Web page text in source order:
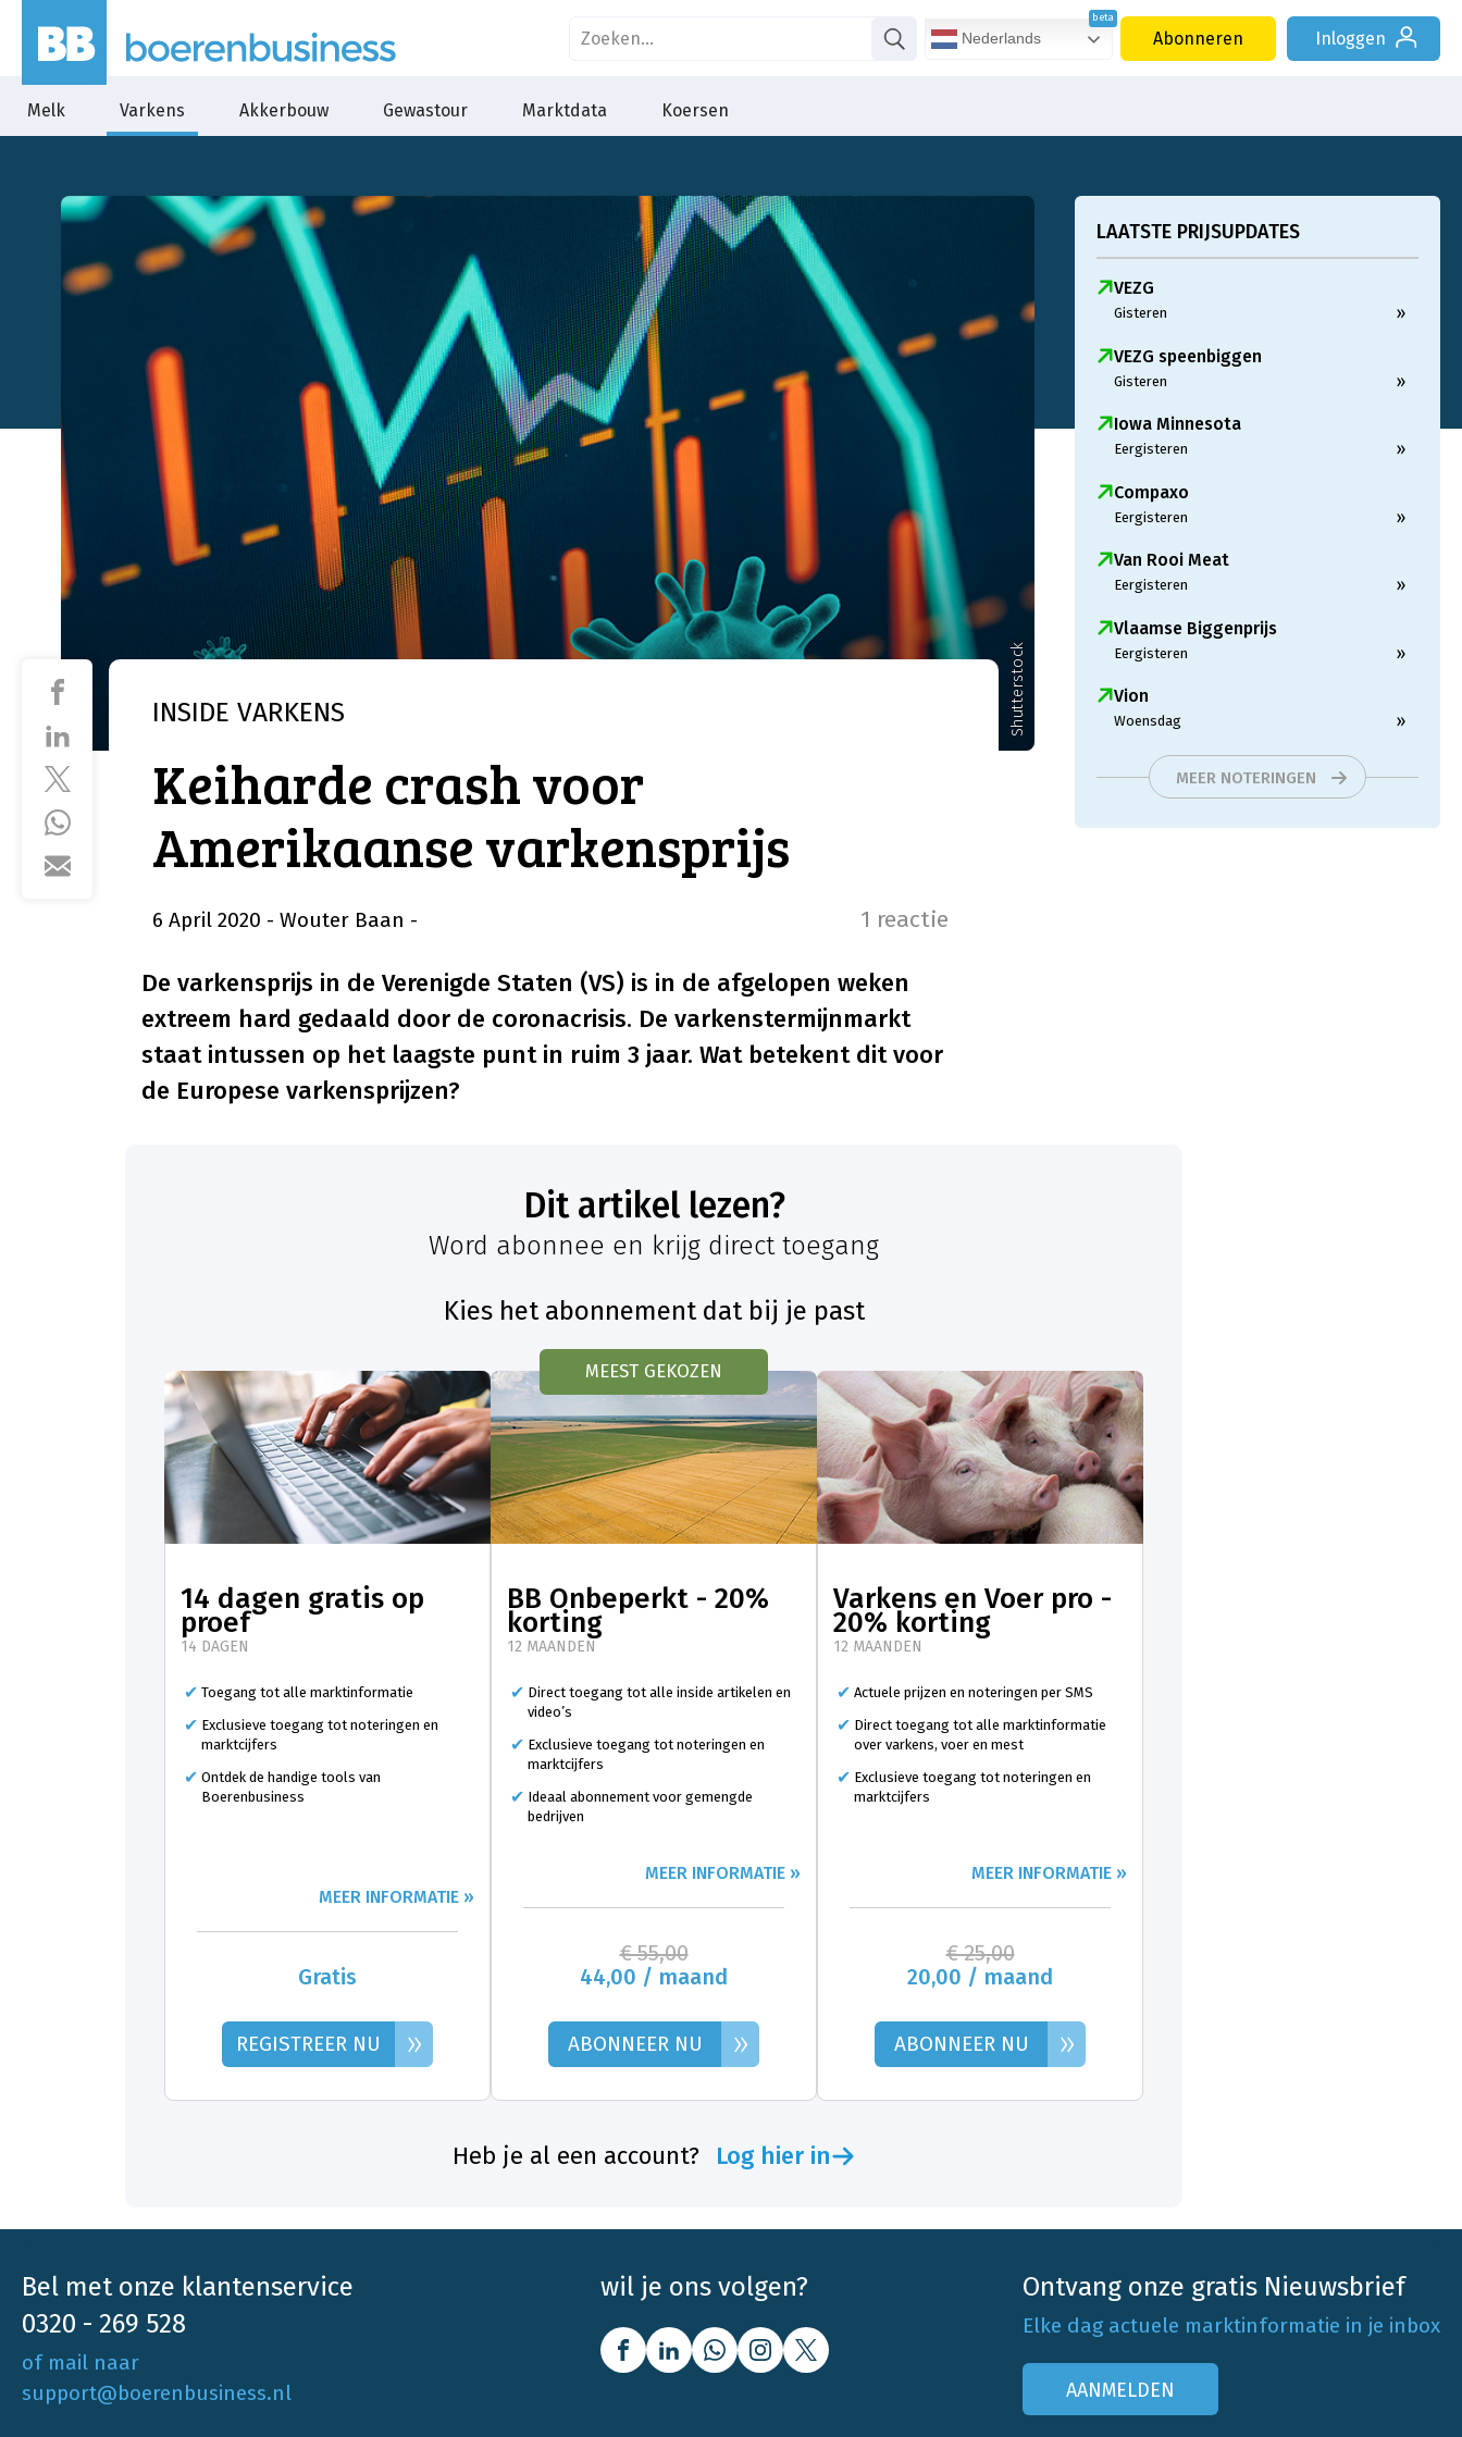
Nederlands Abonneren Inloggen
Melk Varkens Akkerbouw Gewastour Marktdata Koersen
Shutterstock
INSIDE VARKENS
Keiharde crash voor
Amerikaanse varkensprijs
6 April 2020 - Wouter Baan - 1 reactie
De varkensprijs in de Verenigde Staten (VS) is in de afgelopen weken
extreem hard gedaald door de coronacrisis. De varkenstermijnmarkt
staat intussen op het laagste punt in ruim 3 jaar. Wat betekent dit voor
de Europese varkensprijzen?
LAATSTE PRIJSUPDATES
VEZG
Gisteren »
VEZG speenbiggen
Gisteren »
Iowa Minnesota
Eergisteren »
Compaxo
Eergisteren »
Van Rooi Meat
Eergisteren »
Vlaamse Biggenprijs
Eergisteren »
Vion
Woensdag »
MEER NOTERINGEN
Dit artikel lezen?
Word abonnee en krijg direct toegang
Kies het abonnement dat bij je past
14 dagen gratis op
proef
14 DAGEN
Toegang tot alle marktinformatie
Exclusieve toegang tot noteringen en
marktcijfers
Ontdek de handige tools van
Boerenbusiness
MEER INFORMATIE »
Gratis
REGISTREER NU »
MEEST GEKOZEN
BB Onbeperkt - 20%
korting
12 MAANDEN
Direct toegang tot alle inside artikelen en
video’s
Exclusieve toegang tot noteringen en
marktcijfers
Ideaal abonnement voor gemengde
bedrijven
MEER INFORMATIE »
€ 55,00
44,00 / maand
ABONNEER NU »
Varkens en Voer pro -
20% korting
12 MAANDEN
Actuele prijzen en noteringen per SMS
Direct toegang tot alle marktinformatie
over varkens, voer en mest
Exclusieve toegang tot noteringen en
marktcijfers
MEER INFORMATIE »
€ 25,00
20,00 / maand
ABONNEER NU »
Heb je al een account? Log hier in
Bel met onze klantenservice
0320 - 269 528
of mail naar
support@boerenbusiness.nl
wil je ons volgen? Ontvang onze gratis Nieuwsbrief
Elke dag actuele marktinformatie in je inbox
AANMELDEN